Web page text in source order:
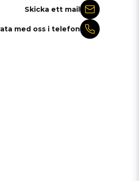
Skicka ett mail
med oss i telefon